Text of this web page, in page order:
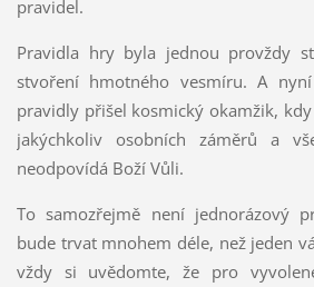
pravidel.
Pravidla hry byla jednou provždy
stvoření hmotného vesmíru. A
pravidly přišel kosmický okamžik,
jakýchkoliv osobních záměrů a
neodpovídá Boží Vůli.
To samozřejmě není jednorázový
bude trvat mnohem déle, než jeden
vždy si uvědomte, že pro